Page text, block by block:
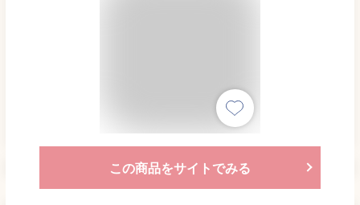
この商品をサイトでみる